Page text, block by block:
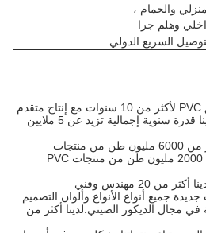
والحمام ،
وهلم جرا
السريع الدولي
خطوط من ألمانيا وإيطاليا ، لدينا قدرة سنوية إجمالية تزيد عن 5 ملايين
ألواح الجدران والسقف ، وأكثر من 6000 مليون طن من منتجات
البلاستيك والخشب ، وأكثر من 2000 مليون طن من منتجات PVC
20 مهندس وفني
جميع أنواع الأنواع وألوان التصميم
مجال الديكور الصيني.لدينا أكثر من